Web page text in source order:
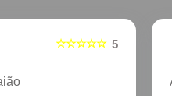
☆☆☆☆☆